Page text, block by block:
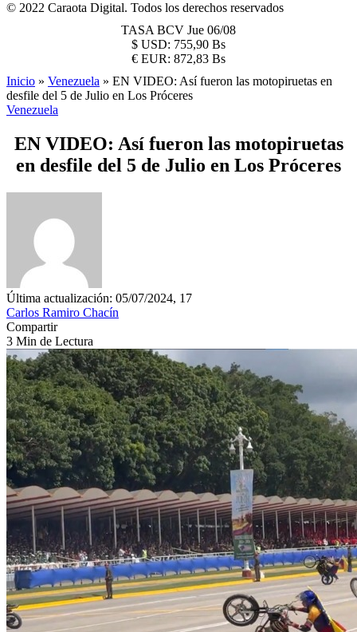
© 2022 Caraota Digital. Todos los derechos reservados
TASA BCV Jue 06/08
$ USD: 755,90 Bs
€ EUR: 872,83 Bs
Inicio » Venezuela » EN VIDEO: Así fueron las motopiruetas en
desfile del 5 de Julio en Los Próceres
Venezuela
EN VIDEO: Así fueron las motopiruetas
en desfile del 5 de Julio en Los Próceres
Última actualización: 05/07/2024, 17
Carlos Ramiro Chacín
Compartir
3 Min de Lectura